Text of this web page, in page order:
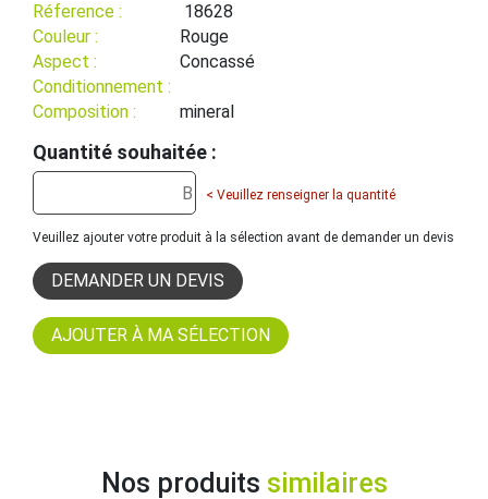
Réference :
18628
Couleur :
Rouge
Aspect :
Concassé
Conditionnement :
Composition :
mineral
Quantité souhaitée :
< Veuillez renseigner la quantité
Veuillez ajouter votre produit à la sélection avant de demander un devis
DEMANDER UN DEVIS
Nos produits similaires